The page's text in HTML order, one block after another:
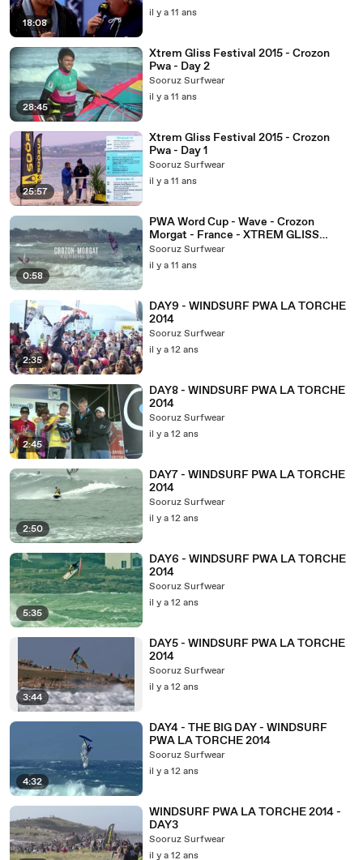
18:08
il y a 11 ans
28:45
Xtrem Gliss Festival 2015 - Crozon
Pwa - Day 2
Sooruz Surfwear
il y a 11 ans
25:57
Xtrem Gliss Festival 2015 - Crozon
Pwa - Day 1
Sooruz Surfwear
il y a 11 ans
0:58
PWA Word Cup - Wave - Crozon
Morgat - France - XTREM GLISS
FESTIVAL 2015 OFFICIEL
Sooruz Surfwear
il y a 11 ans
2:35
DAY9 - WINDSURF PWA LA TORCHE
2014
Sooruz Surfwear
il y a 12 ans
2:45
DAY8 - WINDSURF PWA LA TORCHE
2014
Sooruz Surfwear
il y a 12 ans
2:50
DAY7 - WINDSURF PWA LA TORCHE
2014
Sooruz Surfwear
il y a 12 ans
5:35
DAY6 - WINDSURF PWA LA TORCHE
2014
Sooruz Surfwear
il y a 12 ans
3:44
DAY5 - WINDSURF PWA LA TORCHE
2014
Sooruz Surfwear
il y a 12 ans
4:32
DAY4 - THE BIG DAY - WINDSURF
PWA LA TORCHE 2014
Sooruz Surfwear
il y a 12 ans
WINDSURF PWA LA TORCHE 2014 -
DAY3
Sooruz Surfwear
il y a 12 ans